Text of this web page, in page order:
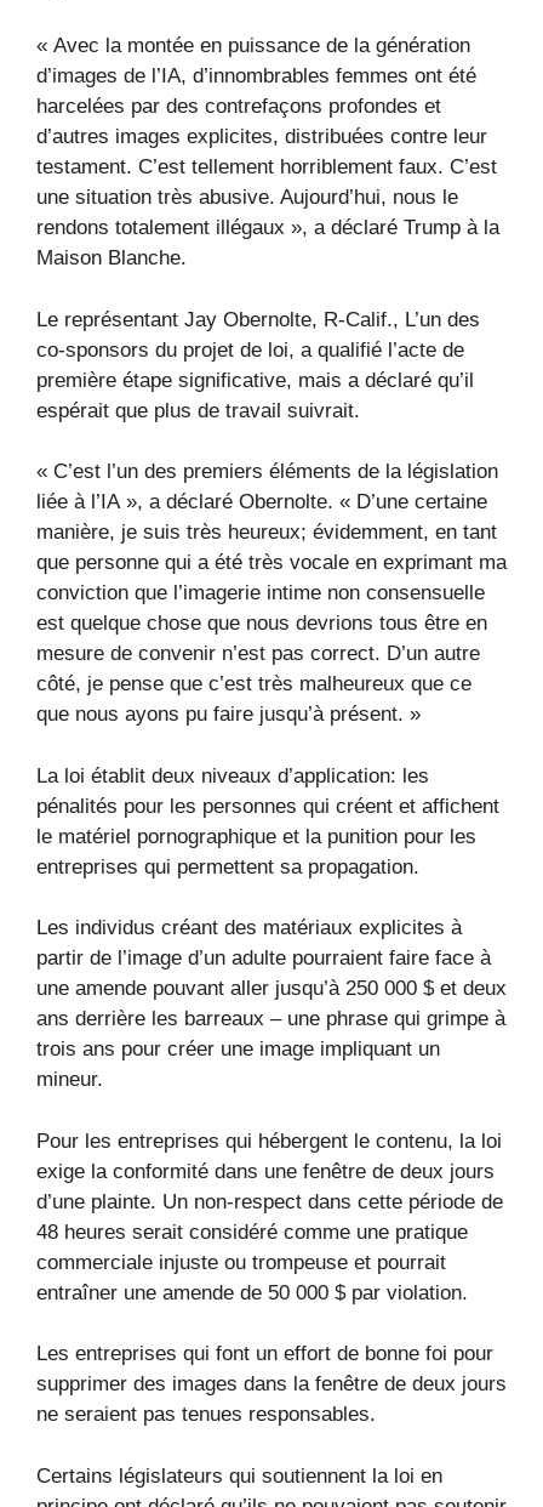
« Avec la montée en puissance de la génération
d’images de l’IA, d’innombrables femmes ont été
harcelées par des contrefaçons profondes et
d’autres images explicites, distribuées contre leur
testament. C’est tellement horriblement faux. C’est
une situation très abusive. Aujourd’hui, nous le
rendons totalement illégaux », a déclaré Trump à la
Maison Blanche.
Le représentant Jay Obernolte, R-Calif., L’un des
co-sponsors du projet de loi, a qualifié l’acte de
première étape significative, mais a déclaré qu’il
espérait que plus de travail suivrait.
« C’est l’un des premiers éléments de la législation
liée à l’IA », a déclaré Obernolte. « D’une certaine
manière, je suis très heureux; évidemment, en tant
que personne qui a été très vocale en exprimant ma
conviction que l’imagerie intime non consensuelle
est quelque chose que nous devrions tous être en
mesure de convenir n’est pas correct. D’un autre
côté, je pense que c’est très malheureux que ce
que nous ayons pu faire jusqu’à présent. »
La loi établit deux niveaux d’application: les
pénalités pour les personnes qui créent et affichent
le matériel pornographique et la punition pour les
entreprises qui permettent sa propagation.
Les individus créant des matériaux explicites à
partir de l’image d’un adulte pourraient faire face à
une amende pouvant aller jusqu’à 250 000 $ et deux
ans derrière les barreaux – une phrase qui grimpe à
trois ans pour créer une image impliquant un
mineur.
Pour les entreprises qui hébergent le contenu, la loi
exige la conformité dans une fenêtre de deux jours
d’une plainte. Un non-respect dans cette période de
48 heures serait considéré comme une pratique
commerciale injuste ou trompeuse et pourrait
entraîner une amende de 50 000 $ par violation.
Les entreprises qui font un effort de bonne foi pour
supprimer des images dans la fenêtre de deux jours
ne seraient pas tenues responsables.
Certains législateurs qui soutiennent la loi en